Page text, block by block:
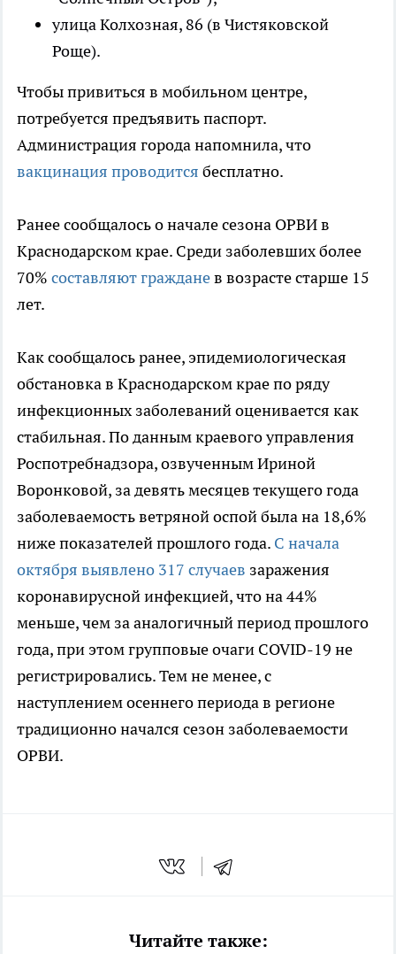
улица Колхозная, 86 (в Чистяковской
Роще).
Чтобы привиться в мобильном центре,
потребуется предъявить паспорт.
Администрация города напомнила, что
вакцинация проводится бесплатно.
Ранее сообщалось о начале сезона ОРВИ в
Краснодарском крае. Среди заболевших более
70% составляют гражданев возрасте старше 15
лет.
Как сообщалось ранее, эпидемиологическая
обстановка в Краснодарском крае по ряду
инфекционных заболеваний оценивается как
стабильная. По данным краевого управления
Роспотребнадзора, озвученным Ириной
Воронковой, за девять месяцев текущего года
заболеваемость ветряной оспой была на 18,6%
ниже показателей прошлого года. С начала
октября выявлено 317 случаев заражения
коронавирусной инфекцией, что на 44%
меньше, чем за аналогичный период прошлого
года, при этом групповые очаги COVID-19 не
регистрировались. Тем не менее, с
наступлением осеннего периода в регионе
традиционно начался сезон заболеваемости
ОРВИ.
Читайте также: